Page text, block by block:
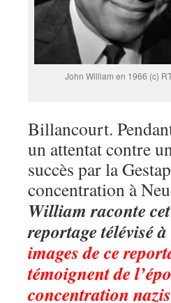
John William en 1966 (c)
Billancourt.
un attentat contre
succès par la
concentration à
William raconte
reportage télévisé
images de ce
témoignent de
concentration